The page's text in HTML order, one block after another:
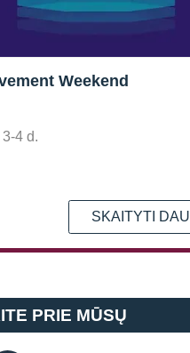
Weekend
4 d.
SKAITYTI
PRIE MŪSŲ